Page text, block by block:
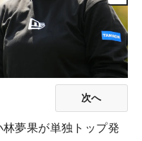
次へ
夢果が単独トップ発